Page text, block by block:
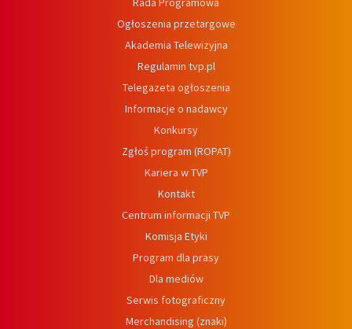
Ogłoszenia przetargowe
Akademia Telewizyjna
Regulamin tvp.pl
Telegazeta ogłoszenia
Informacje o nadawcy
Konkursy
Zgłoś program (ROPAT)
Kariera w TVP
Kontakt
Centrum informacji TVP
Komisja Etyki
Program dla prasy
Dla mediów
Serwis fotograficzny
Merchandising (znaki)